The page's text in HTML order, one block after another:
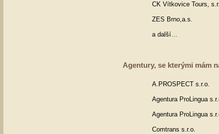
CK Vítkovice Tours,
ZES Brno,a.s.
a další…
Agentury, se kterými mám
A.PROSPECT s.r.o.
Agentura ProLingua
Agentura ProLingua
Comtrans s.r.o.